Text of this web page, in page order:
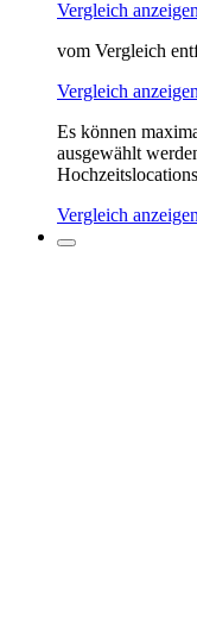
Vergleich
vom Vergleich
Vergleich
Es können
ausgewählt
Vergleich